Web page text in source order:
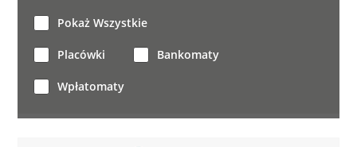
Pokaż Wszystkie
Placówki Bankomaty
Wpłatomaty